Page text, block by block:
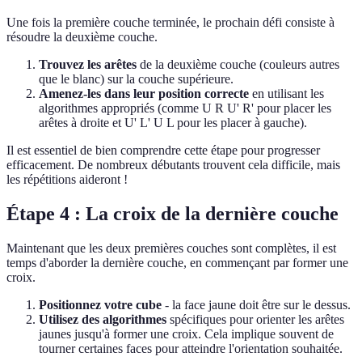
Une fois la première couche terminée, le prochain défi consiste à
résoudre la deuxième couche.
Trouvez les arêtes de la deuxième couche (couleurs autres
que le blanc) sur la couche supérieure.
Amenez-les dans leur position correcte en utilisant les
algorithmes appropriés (comme U R U' R' pour placer les
arêtes à droite et U' L' U L pour les placer à gauche).
Il est essentiel de bien comprendre cette étape pour progresser
efficacement. De nombreux débutants trouvent cela difficile, mais
les répétitions aideront !
Étape 4 : La croix de la dernière couche
Maintenant que les deux premières couches sont complètes, il est
temps d'aborder la dernière couche, en commençant par former une
croix.
Positionnez votre cube - la face jaune doit être sur le dessus.
Utilisez des algorithmes spécifiques pour orienter les arêtes
jaunes jusqu'à former une croix. Cela implique souvent de
tourner certaines faces pour atteindre l'orientation souhaitée.